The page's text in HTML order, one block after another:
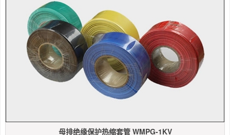
母排绝缘保护热缩套管 WMPG-1KV